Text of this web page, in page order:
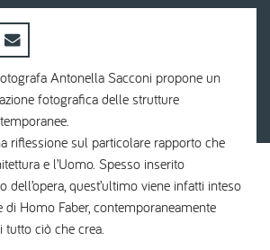
Antonella Sacconi propone un
fotografica delle strutture
riflessione sul particolare rapporto che
e l’Uomo. Spesso inserito
dell’opera, quest’ultimo viene infatti inteso
di Homo Faber, contemporaneamente
ciò che crea.